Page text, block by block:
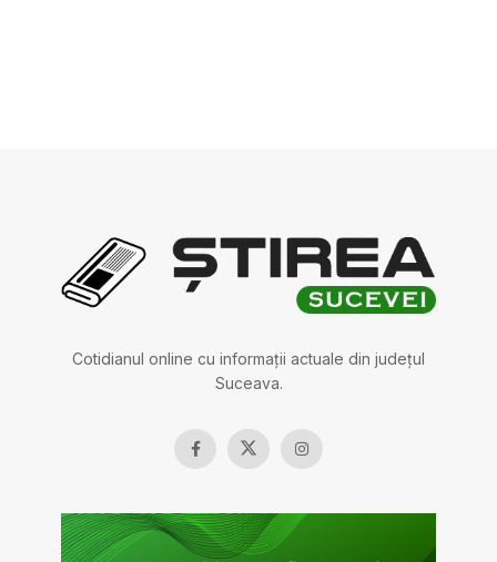
Cotidianul online cu informații actuale din județul
Suceava.